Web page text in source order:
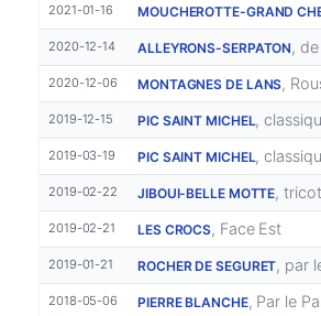
2021-01-16 MOUCHEROTTE-GRAND
2020-12-14 ALLEYRONS-SERPATON ,
2020-12-06 MONTAGNES DE LANS,
2019-12-15 PIC SAINT MICHEL,
2019-03-19 PIC SAINT MICHEL,
2019-02-22 JIBOUI-BELLE MOTTE,
2019-02-21 LES CROCS, Face Est
2019-01-21 ROCHER DE SEGURET, par
2018-05-06 PIERRE BLANCHE, Par le